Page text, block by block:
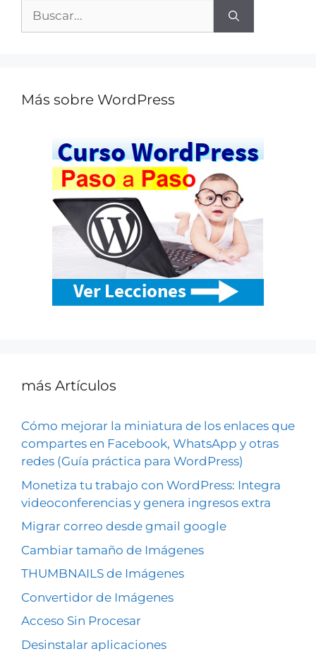
Más sobre WordPress
más Artículos
Cómo mejorar la miniatura de los enlaces que
compartes en Facebook, WhatsApp y otras
redes (Guía práctica para WordPress)
Monetiza tu trabajo con WordPress: Integra
videoconferencias y genera ingresos extra
Migrar correo desde gmail google
Cambiar tamaño de Imágenes
THUMBNAILS de Imágenes
Convertidor de Imágenes
Acceso Sin Procesar
Desinstalar aplicaciones